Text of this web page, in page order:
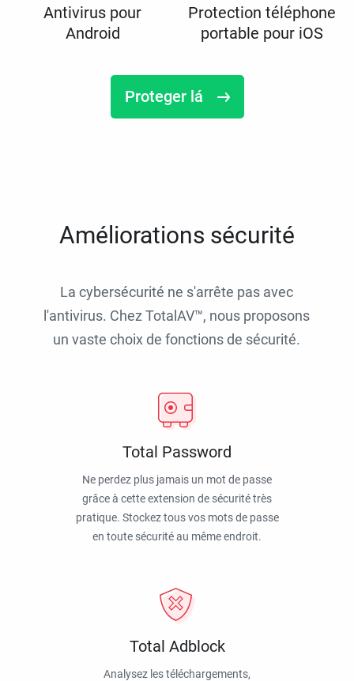
Antivirus pour
Android
Protection téléphone
portable pour iOS
Proteger lá
Améliorations sécurité
La cybersécurité ne s'arrête pas avec
l'antivirus. Chez TotalAV™, nous proposons
un vaste choix de fonctions de sécurité.
Total Password
Ne perdez plus jamais un mot de passe
grâce à cette extension de sécurité très
pratique. Stockez tous vos mots de passe
en toute sécurité au même endroit.
Total Adblock
Analysez les téléchargements,